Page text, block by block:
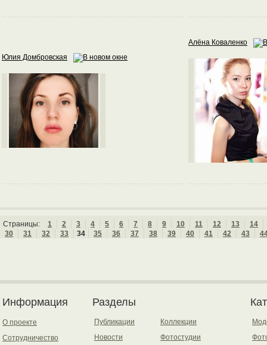
Юлия Домбровская
Алёна Коваленко
Страницы: 1 2 3 4 5 6 7 8 9 10 11 12 13
14
30
31 32 33 34 35 36 37 38 39 40 41 42 43
Информация
О проекте
Сотрудничество
Разделы
Публикации
Новости
Коллекции
Фотостудии